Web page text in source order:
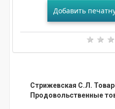
Добавить
Стрижевская С.Л.
Продовольственные